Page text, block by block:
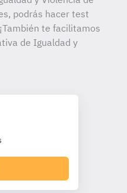
podrás hacer test
te facilitamos
de Igualdad y